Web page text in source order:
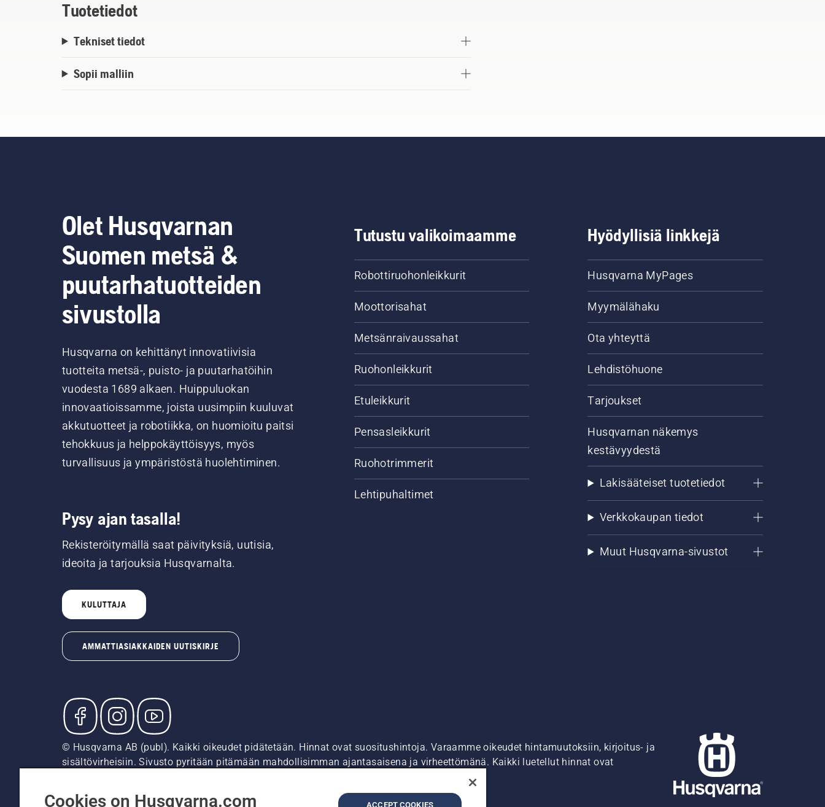
Tuotetiedot
Tekniset tiedot
Sopii malliin
Olet Husqvarnan
Suomen metsä &
puutarhatuotteiden
sivustolla
Husqvarna on kehittänyt innovatiivisia
tuotteita metsä-, puisto- ja puutarhatöihin
vuodesta 1689 alkaen. Huippuluokan
innovaatioissamme, joista uusimpiin kuuluvat
akkutuotteet ja robotiikka, on huomioitu paitsi
tehokkuus ja helppokäyttöisyys, myös
turvallisuus ja ympäristöstä huolehtiminen.
Pysy ajan tasalla!
Rekisteröitymällä saat päivityksiä, uutisia,
ideoita ja tarjouksia Husqvarnalta.
KULUTTAJA
AMMATTIASIAKKAIDEN UUTISKIRJE
Tutustu valikoimaamme
Robottiruohonleikkurit
Moottorisahat
Metsänraivaussahat
Ruohonleikkurit
Etuleikkurit
Pensasleikkurit
Ruohotrimmerit
Lehtipuhaltimet
Hyödyllisiä linkkejä
Husqvarna MyPages
Myymälähaku
Ota yhteyttä
Lehdistöhuone
Tarjoukset
Husqvarnan näkemys
kestävyydestä
Lakisääteiset tuotetiedot
Verkkokaupan tiedot
Muut Husqvarna-sivustot
© Husqvarna AB (publ). Kaikki oikeudet pidätetään. Hinnat ovat suositushintoja. Varaamme oikeudet hintamuutoksiin, kirjoitus- ja
sisältövirheisiin. Sivusto pyritään pitämään mahdollisimman ajantasaisena ja virheettömänä. Kaikki luetellut hinnat ovat
Evästekäytäntö Käyttöehdot Epäillyistä rikkomuksista ilmoittaminen
Cookies on Husqvarna.com ACCEPT COOKIES